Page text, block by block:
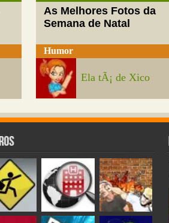
As Melhores Fotos da
Semana de Natal
Humor
Ela tÃ¡ de Xico